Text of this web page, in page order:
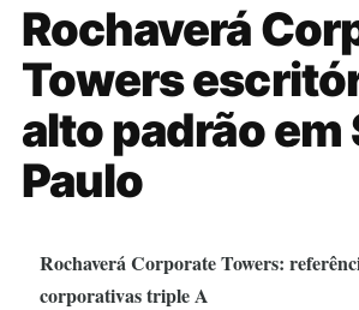
Rochaverá
Towers
alto padrão em
Paulo
Rochaverá Corporate Towers:
corporativas triple A